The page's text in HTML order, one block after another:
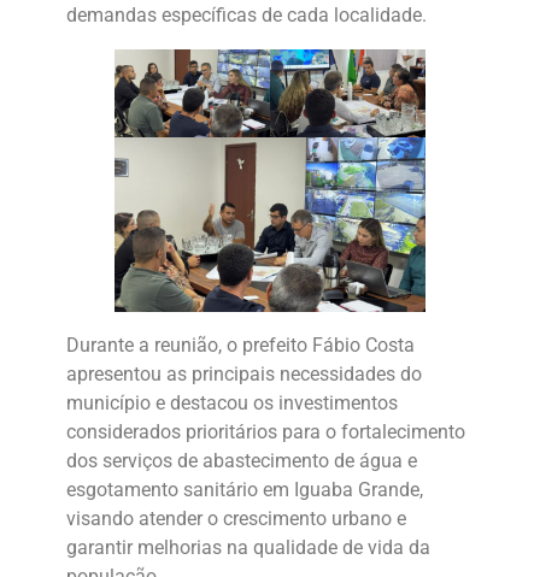
demandas específicas de cada localidade.
Durante a reunião, o prefeito Fábio Costa
apresentou as principais necessidades do
município e destacou os investimentos
considerados prioritários para o fortalecimento
dos serviços de abastecimento de água e
esgotamento sanitário em Iguaba Grande,
visando atender o crescimento urbano e
garantir melhorias na qualidade de vida da